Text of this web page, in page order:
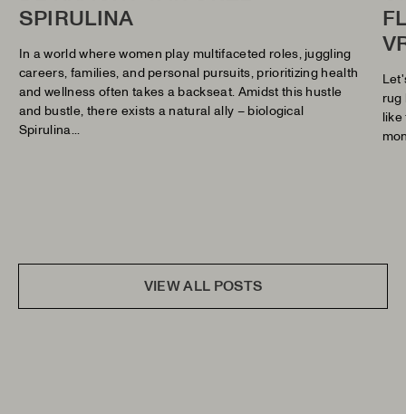
SPIRULINA
In a world where women play multifaceted roles, juggling
careers, families, and personal pursuits, prioritizing health
and wellness often takes a backseat. Amidst this hustle
and bustle, there exists a natural ally – biological
Spirulina...
rug
VIEW ALL POSTS